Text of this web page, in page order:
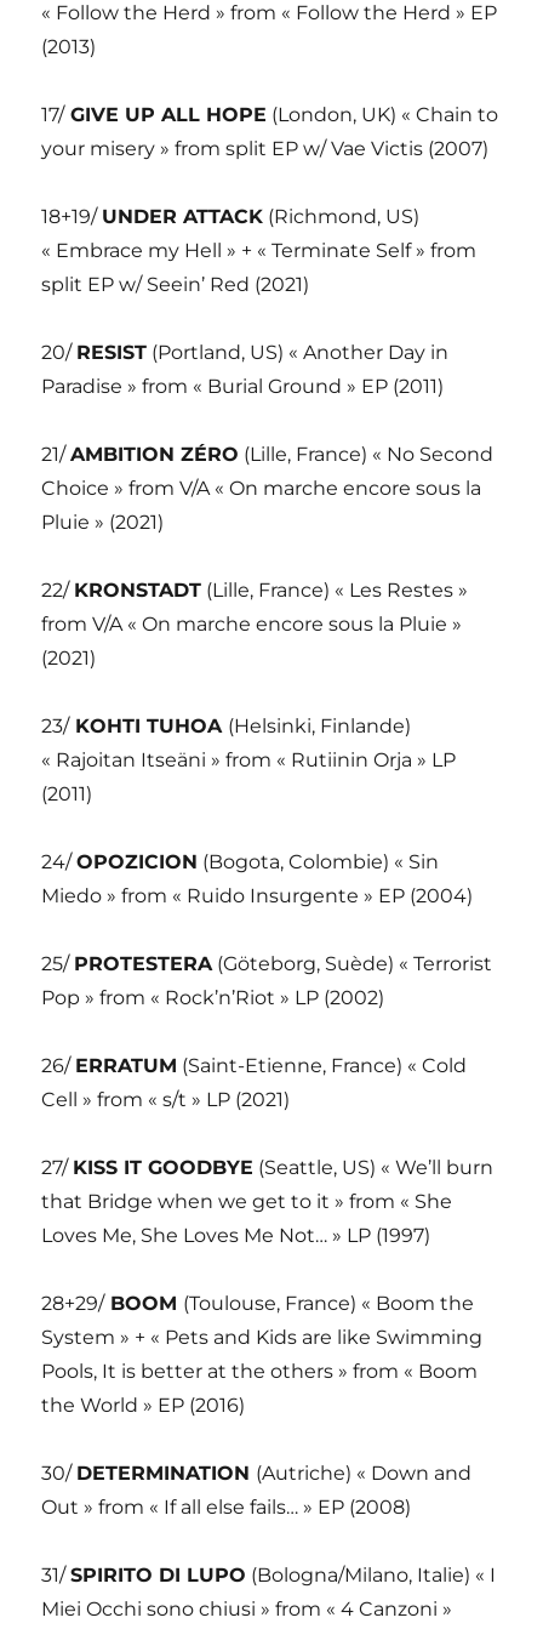
« Follow the Herd » from « Follow the Herd » EP
(2013)
17/GIVE UP ALL HOPE (London, UK) « Chain to
your misery » from split EP w/ Vae Victis (2007)
18+19/ UNDER ATTACK (Richmond, US)
« Embrace my Hell » + « Terminate Self » from
split EP w/ Seein’ Red (2021)
20/ RESIST (Portland, US) « Another Day in
Paradise » from « Burial Ground » EP (2011)
21/AMBITION ZÉRO (Lille, France) « No Second
Choice » from V/A « On marche encore sous la
Pluie » (2021)
22/ KRONSTADT (Lille, France) « Les Restes »
from V/A « On marche encore sous la Pluie »
(2021)
23/KOHTI TUHOA (Helsinki, Finlande)
« Rajoitan Itseäni » from « Rutiinin Orja » LP
(2011)
24/OPOZICION (Bogota, Colombie) « Sin
Miedo » from « Ruido Insurgente » EP (2004)
25/ PROTESTERA(Göteborg, Suède) « Terrorist
Pop » from « Rock’n’Riot » LP (2002)
26/ ERRATUM (Saint-Etienne, France) « Cold
Cell » from « s/t » LP (2021)
27/ KISS IT GOODBYE (Seattle, US) « We’ll burn
that Bridge when we get to it » from « She
Loves Me, She Loves Me Not… » LP (1997)
28+29/BOOM (Toulouse, France) « Boom the
System » + « Pets and Kids are like Swimming
Pools, It is better at the others » from « Boom
the World » EP (2016)
30/ DETERMINATION (Autriche) « Down and
Out » from « If all else fails… » EP (2008)
31/SPIRITO DI LUPO (Bologna/Milano, Italie) « I
Miei Occhi sono chiusi » from « 4 Canzoni »